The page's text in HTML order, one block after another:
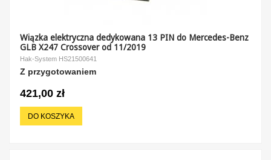
Wiązka elektryczna dedykowana 13 PIN do Mercedes-Benz
GLB X247 Crossover od 11/2019
Hak-System HS21500641
Z przygotowaniem
421,00 zł
DO KOSZYKA